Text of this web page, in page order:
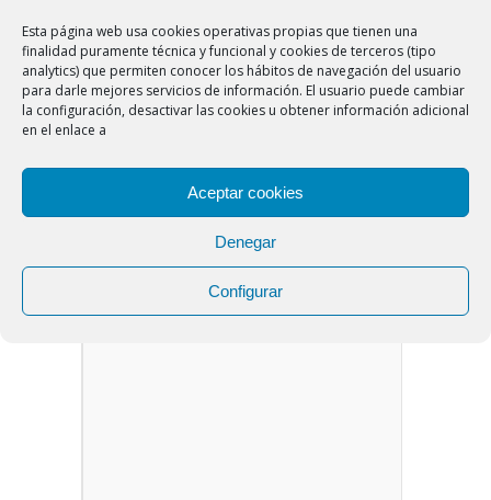
Esta página web usa cookies operativas propias que tienen una
finalidad puramente técnica y funcional y cookies de terceros (tipo
analytics) que permiten conocer los hábitos de navegación del usuario
para darle mejores servicios de información. El usuario puede cambiar
la configuración, desactivar las cookies u obtener información adicional
en el enlace a
Aceptar cookies
Denegar
Configurar
Qué es el pellet
25/06/2016
24/07/2016
LEAVE A COMMENT